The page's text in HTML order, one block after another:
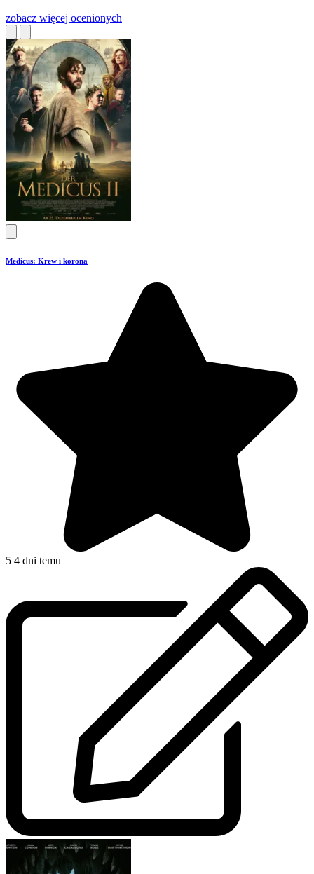
zobacz więcej ocenionych
Medicus: Krew i korona
5 4 dni temu